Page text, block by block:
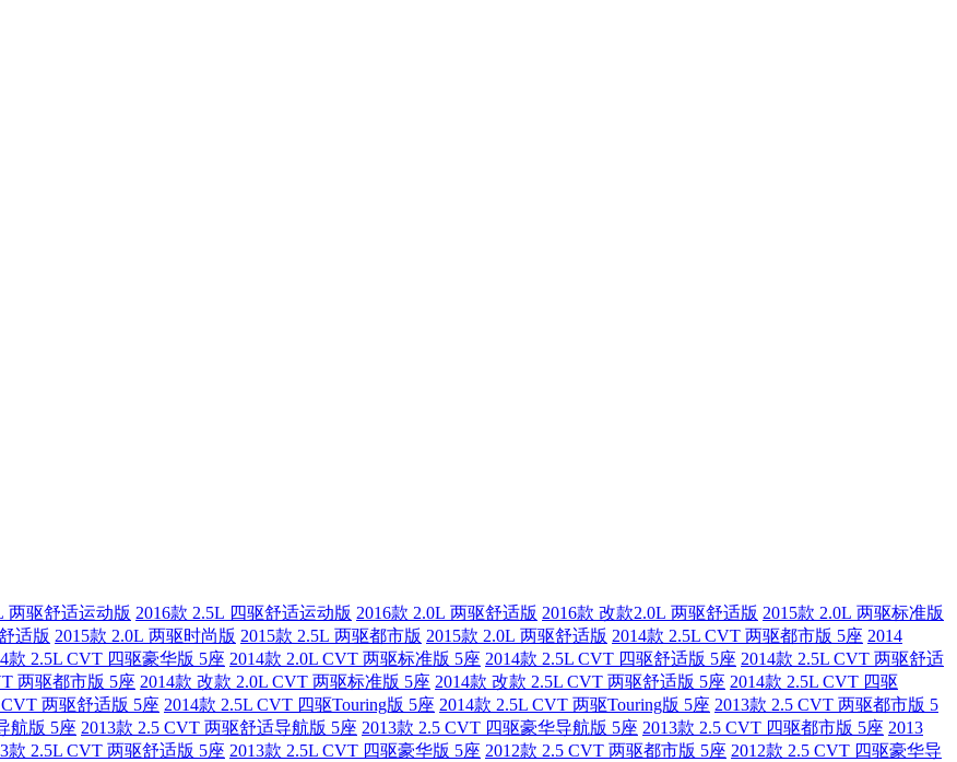
两驱舒适运动版 2016款 2.5L 四驱舒适运动版 2016款 2.0L 两驱舒适版 2016款 改款2.0L 两驱舒适版 2015款 2.0L 两驱标准版
适版 2015款 2.0L 两驱时尚版 2015款 2.5L 两驱都市版 2015款 2.0L 两驱舒适版 2014款 2.5L CVT 两驱都市版 5座 2014
款 2.5L CVT 四驱豪华版 5座 2014款 2.0L CVT 两驱标准版 5座 2014款 2.5L CVT 四驱舒适版 5座 2014款 2.5L CVT 两驱舒适
两驱都市版 5座 2014款 改款 2.0L CVT 两驱标准版 5座 2014款 改款 2.5L CVT 两驱舒适版 5座 2014款 2.5L CVT 四驱
CVT 两驱舒适版 5座 2014款 2.5L CVT 四驱Touring版 5座 2014款 2.5L CVT 两驱Touring版 5座 2013款 2.5 CVT 两驱都市版 5
航版 5座 2013款 2.5 CVT 两驱舒适导航版 5座 2013款 2.5 CVT 四驱豪华导航版 5座 2013款 2.5 CVT 四驱都市版 5座 2013
款 2.5L CVT 两驱舒适版 5座 2013款 2.5L CVT 四驱豪华版 5座 2012款 2.5 CVT 两驱都市版 5座 2012款 2.5 CVT 四驱豪华导